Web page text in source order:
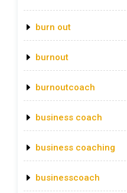
burn out
burnout
burnoutcoach
business coach
business coaching
businesscoach